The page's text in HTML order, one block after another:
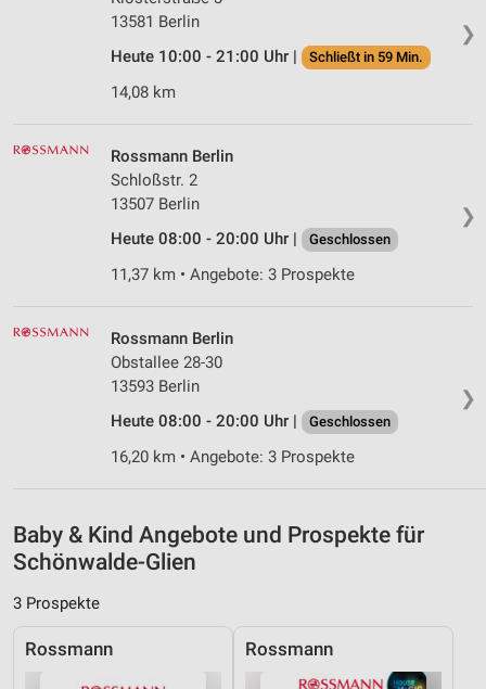
❯
13581 Berlin
Heute 10:00 - 21:00 Uhr |
Schließt in 59 Min.
14,08 km
❯
Rossmann Berlin
Schloßstr. 2
13507 Berlin
Heute 08:00 - 20:00 Uhr |
Geschlossen
11,37 km • Angebote: 3 Prospekte
❯
Rossmann Berlin
Obstallee 28-30
13593 Berlin
Heute 08:00 - 20:00 Uhr |
Geschlossen
16,20 km • Angebote: 3 Prospekte
Baby & Kind Angebote und Prospekte für
Schönwalde-Glien
3 Prospekte
Rossmann Rossmann
Erstellung von Profilen für personalisierte
Verwendung von Profilen zur Auswahl
personalisierter Werbung
von Inhalten
Verwendung von Profilen zur Auswahl
personalisierter Inhalte
Analyse von Zielgruppen durch Statistiken oder
Kombinationen von Daten aus verschiedenen
Entwicklung und Verbesserung der Angebote
IAB-Besonderheiten:
Verwendung genauer Standortdaten
Geräte anhand von aktiv angeforderten
Nicht-IAB-Verarbeitungszwecke: